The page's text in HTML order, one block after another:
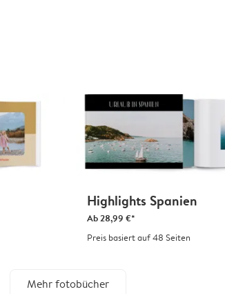
Highlights Spanien
Ab28,99 €*
Preis basiert auf 48 Seiten
Mehr fotobücher